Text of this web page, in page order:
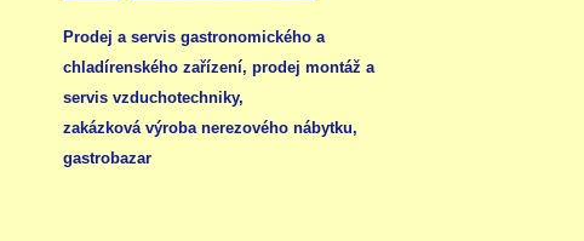
Prodej a servis gastronomického a
chladírenského zařízení, prodej montáž a
servis vzduchotechniky,
zakázková výroba nerezového nábytku,
gastrobazar